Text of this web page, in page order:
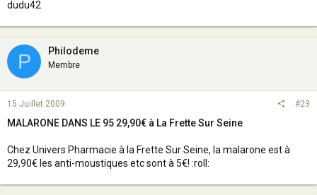
dudu42
P Philodeme
Membre
15 Juillet 2009 #23
MALARONE DANS LE 95 29,90€ à La Frette Sur Seine
Chez Univers Pharmacie à la Frette Sur Seine, la malarone est à
29,90€ les anti-moustiques etc sont à 5€! :roll: